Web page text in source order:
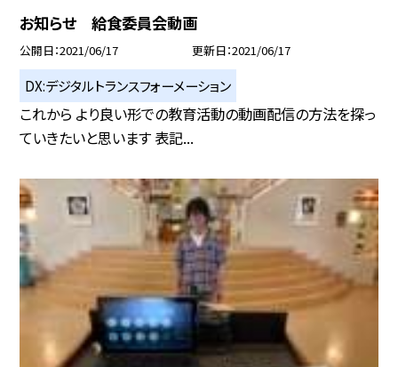
お知らせ 給食委員会動画
公開日 2021/06/17 更新日 2021/06/17
DX:デジタルトランスフォーメーション
これから より良い形での教育活動の動画配信の方法を探っ
ていきたいと思います 表記...